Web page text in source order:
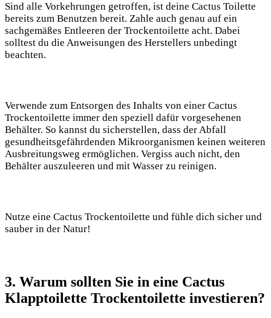
Sind alle Vorkehrungen getroffen, ist deine Cactus Toilette
bereits zum Benutzen bereit. Zahle auch genau auf ein
sachgemäßes Entleeren der Trockentoilette acht. Dabei
solltest du die Anweisungen des Herstellers unbedingt
beachten.
Verwende zum Entsorgen des Inhalts von einer Cactus
Trockentoilette immer den speziell dafür vorgesehenen
Behälter. So kannst du sicherstellen, dass der Abfall
gesundheitsgefährdenden Mikroorganismen keinen weiteren
Ausbreitungsweg ermöglichen. Vergiss auch nicht, den
Behälter auszuleeren und mit Wasser zu reinigen.
Nutze eine Cactus Trockentoilette und fühle dich sicher und
sauber in der Natur!
3. Warum sollten Sie in eine Cactus
Klapptoilette Trockentoilette investieren?